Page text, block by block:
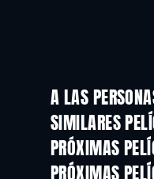
A LAS
SIMILARES
PRÓXIMAS
PRÓXIMAS